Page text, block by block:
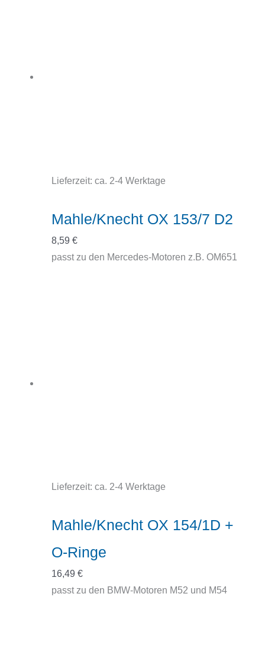
Lieferzeit: ca. 2-4 Werktage
Mahle/Knecht OX 153/7 D2
8,59 €
passt zu den Mercedes-Motoren z.B. OM651
Lieferzeit: ca. 2-4 Werktage
Mahle/Knecht OX 154/1D +
O-Ringe
16,49 €
passt zu den BMW-Motoren M52 und M54